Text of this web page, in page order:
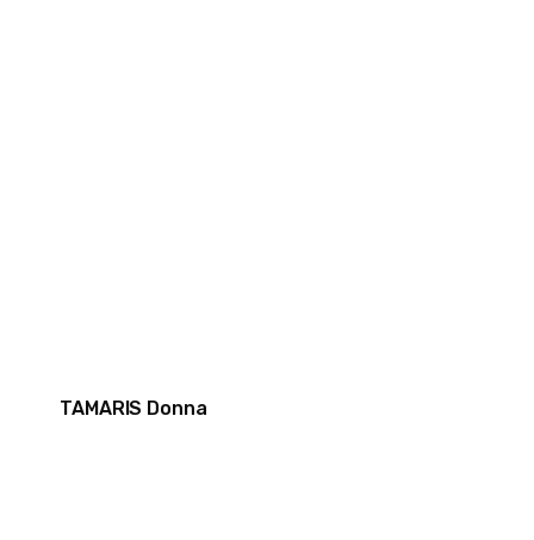
TAMARIS Donna